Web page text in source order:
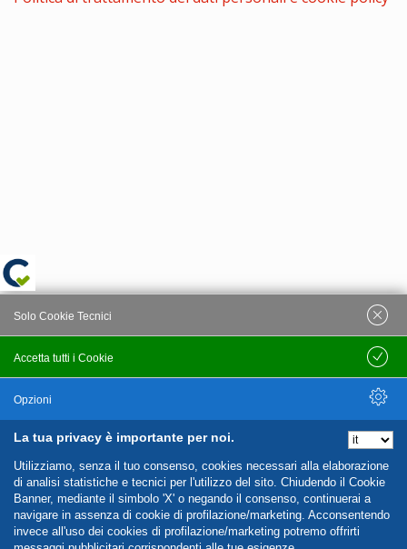
La tua privacy è importante per noi.
Utilizziamo, senza il tuo consenso, cookies necessari alla elaborazione
di analisi statistiche e tecnici per l'utilizzo del sito. Chiudendo il Cookie
Banner, mediante il simbolo 'X' o negando il consenso, continuerai a
navigare in assenza di cookie di profilazione/marketing. Acconsentendo
invece all'uso dei cookies di profilazione/marketing potremo offrirti
Accetta tutti i Cookie
Solo Cookie Tecnici
Salva
Opzioni
Nascondi Opzioni